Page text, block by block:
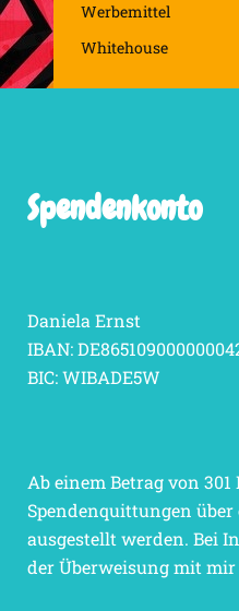
Werbemittel
Whitehouse
Spendenkonto
Daniela Ernst
IBAN:
BIC: WIBADE5W
Ab einem Betrag von
Spendenquittungen
ausgestellt werden. Bei
der Überweisung mit